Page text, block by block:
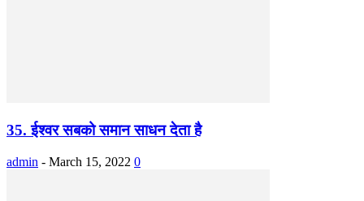
35. ईश्वर सबको समान साधन देता है
admin - March 15, 2022 0